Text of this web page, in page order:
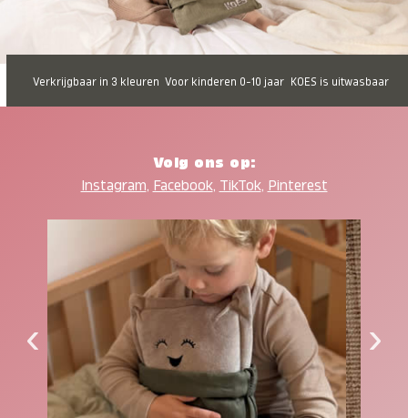
Verkrijgbaar in 3 kleuren Voor kinderen 0-10 jaar KOES is uitwasbaar
Volg ons op:
Instagram, Facebook, TikTok, Pinterest
‹ ›